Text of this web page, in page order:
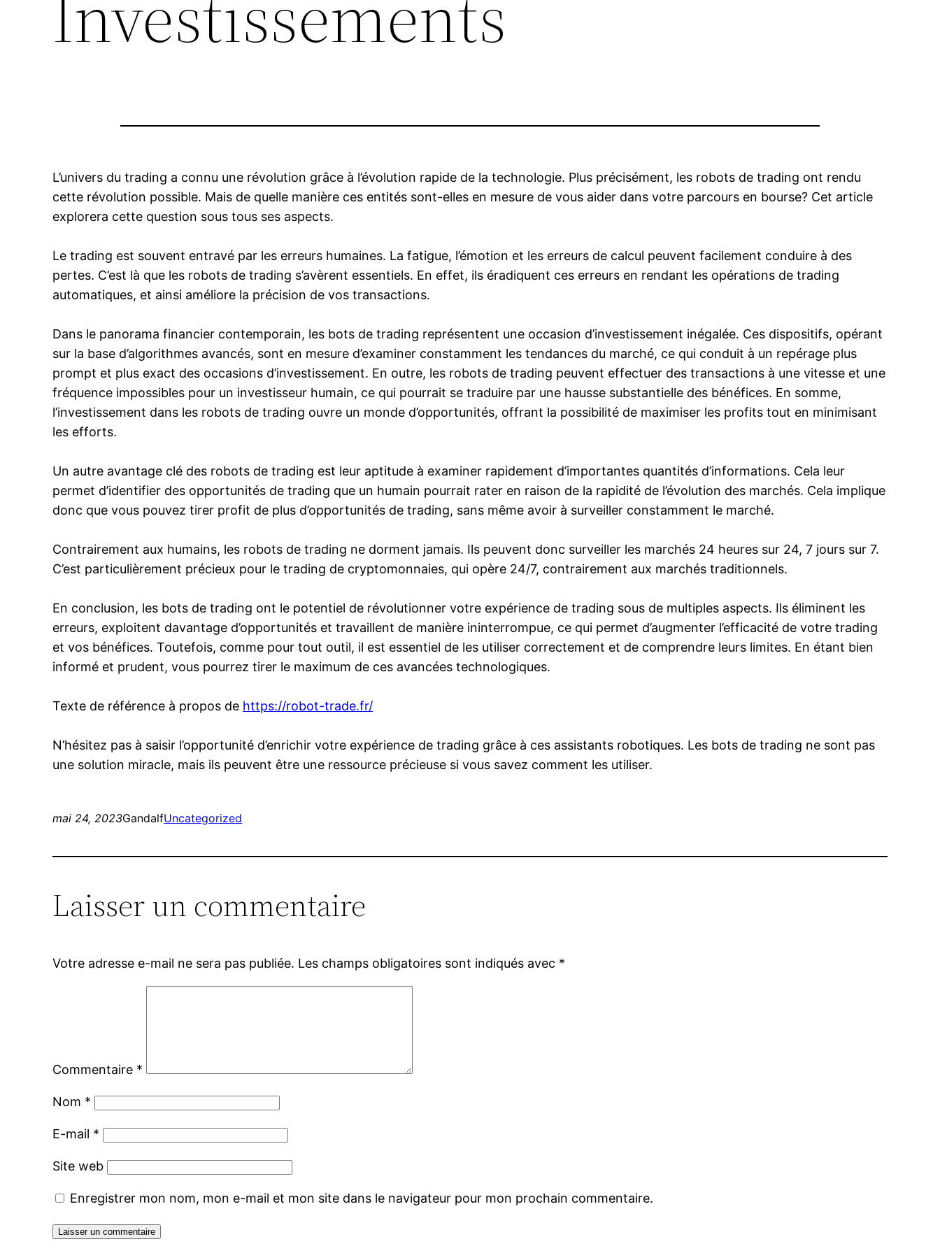
L’univers du trading a connu une révolution grâce à l’évolution rapide de la technologie. Plus précisément, les robots de trading ont rendu
cette révolution possible. Mais de quelle manière ces entités sont-elles en mesure de vous aider dans votre parcours en bourse? Cet article
explorera cette question sous tous ses aspects.
Le trading est souvent entravé par les erreurs humaines. La fatigue, l’émotion et les erreurs de calcul peuvent facilement conduire à des
pertes. C’est là que les robots de trading s’avèrent essentiels. En effet, ils éradiquent ces erreurs en rendant les opérations de trading
automatiques, et ainsi améliore la précision de vos transactions.
Dans le panorama financier contemporain, les bots de trading représentent une occasion d’investissement inégalée. Ces dispositifs, opérant
sur la base d’algorithmes avancés, sont en mesure d’examiner constamment les tendances du marché, ce qui conduit à un repérage plus
prompt et plus exact des occasions d’investissement. En outre, les robots de trading peuvent effectuer des transactions à une vitesse et une
fréquence impossibles pour un investisseur humain, ce qui pourrait se traduire par une hausse substantielle des bénéfices. En somme,
l’investissement dans les robots de trading ouvre un monde d’opportunités, offrant la possibilité de maximiser les profits tout en minimisant
les efforts.
Un autre avantage clé des robots de trading est leur aptitude à examiner rapidement d’importantes quantités d’informations. Cela leur
permet d’identifier des opportunités de trading que un humain pourrait rater en raison de la rapidité de l’évolution des marchés. Cela implique
donc que vous pouvez tirer profit de plus d’opportunités de trading, sans même avoir à surveiller constamment le marché.
Contrairement aux humains, les robots de trading ne dorment jamais. Ils peuvent donc surveiller les marchés 24 heures sur 24, 7 jours sur 7.
C’est particulièrement précieux pour le trading de cryptomonnaies, qui opère 24/7, contrairement aux marchés traditionnels.
En conclusion, les bots de trading ont le potentiel de révolutionner votre expérience de trading sous de multiples aspects. Ils éliminent les
erreurs, exploitent davantage d’opportunités et travaillent de manière ininterrompue, ce qui permet d’augmenter l’efficacité de votre trading
et vos bénéfices. Toutefois, comme pour tout outil, il est essentiel de les utiliser correctement et de comprendre leurs limites. En étant bien
informé et prudent, vous pourrez tirer le maximum de ces avancées technologiques.
Texte de référence à propos de https://robot-trade.fr/
N’hésitez pas à saisir l’opportunité d’enrichir votre expérience de trading grâce à ces assistants robotiques. Les bots de trading ne sont pas
une solution miracle, mais ils peuvent être une ressource précieuse si vous savez comment les utiliser.
mai 24, 2023GandalfUncategorized
Laisser un commentaire
Votre adresse e-mail ne sera pas publiée. Les champs obligatoires sont indiqués avec *
Commentaire *
Nom *
E-mail *
Site web
Enregistrer mon nom, mon e-mail et mon site dans le navigateur pour mon prochain commentaire.